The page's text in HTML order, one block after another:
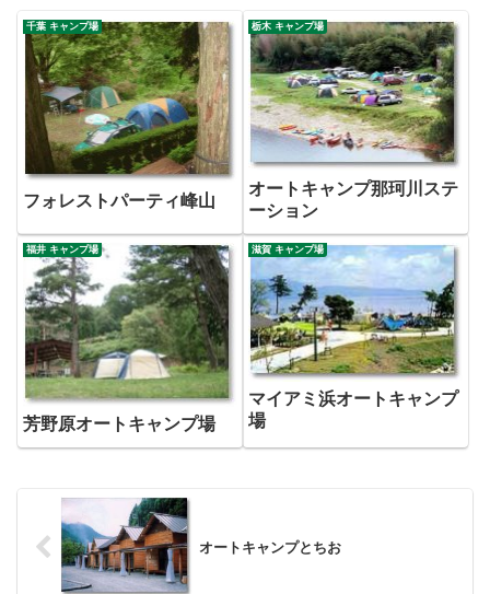
千葉 キャンプ場
フォレストパーティ峰山
栃木 キャンプ場
オートキャンプ那珂川ステ
ーション
福井 キャンプ場
芳野原オートキャンプ場
滋賀 キャンプ場
マイアミ浜オートキャンプ
場
オートキャンプとちお